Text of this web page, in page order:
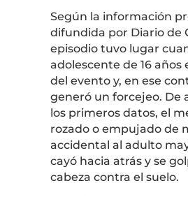
Según la información
difundida por Diario de
episodio tuvo lugar
adolescente de 16 años
del evento y, en ese
generó un forcejeo. De
los primeros datos, el
rozado o empujado de
accidental al adulto
cayó hacia atrás y se
cabeza contra el suelo.